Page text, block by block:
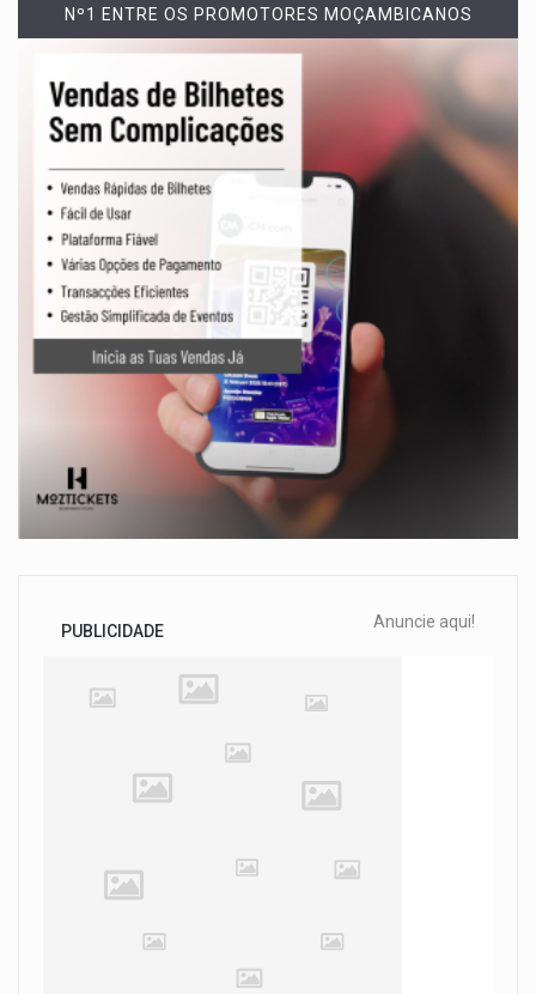
Nº1 ENTRE OS PROMOTORES MOÇAMBICANOS
PUBLICIDADE Anuncie aqui!